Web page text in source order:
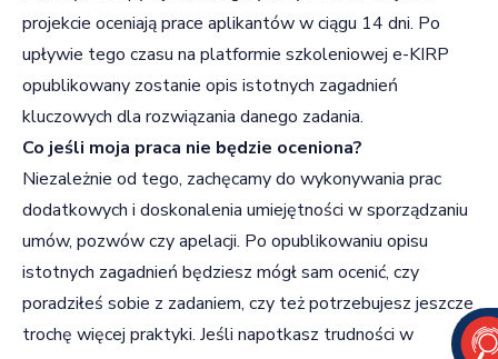
projekcie oceniają prace aplikantów w ciągu 14 dni. Po
upływie tego czasu na platformie szkoleniowej e-KIRP
opublikowany zostanie opis istotnych zagadnień
kluczowych dla rozwiązania danego zadania.
Co jeśli moja praca nie będzie oceniona?
Niezależnie od tego, zachęcamy do wykonywania prac
dodatkowych i doskonalenia umiejętności w sporządzaniu
umów, pozwów czy apelacji. Po opublikowaniu opisu
istotnych zagadnień będziesz mógł sam ocenić, czy
poradziłeś sobie z zadaniem, czy też potrzebujesz jeszcze
trochę więcej praktyki. Jeśli napotkasz trudności w